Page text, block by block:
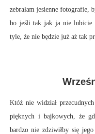
zebrałam jesienne fotografie,
bo jeśli tak jak ja nie lubicie
tyle, że nie będzie już aż tak
Któż nie widział
pięknych i bajkowych, że
bardzo nie zdziwiłby się